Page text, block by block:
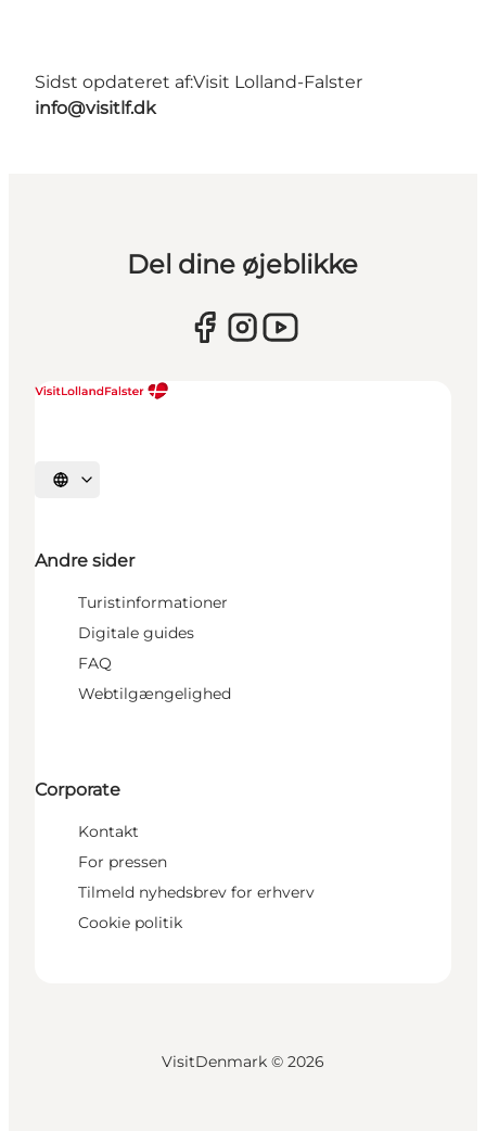
Sidst opdateret af:Visit Lolland-Falster
info@visitlf.dk
Del dine øjeblikke
Vælg sprog
Andre sider
Turistinformationer
Digitale guides
FAQ
Webtilgængelighed
Corporate
Kontakt
For pressen
Tilmeld nyhedsbrev for erhverv
Cookie politik
VisitDenmark © 2026